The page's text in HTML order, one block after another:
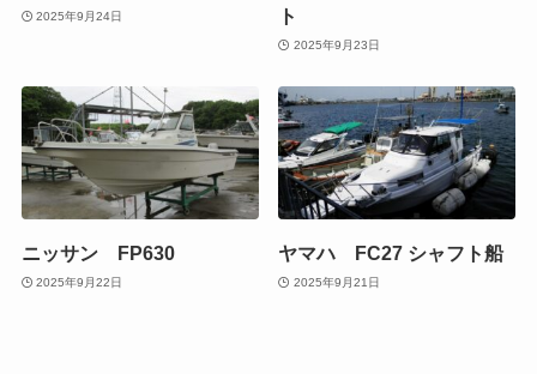
2025年9月24日
ト
2025年9月23日
ニッサン FP630
2025年9月22日
ヤマハ FC27 シャフト船
2025年9月21日